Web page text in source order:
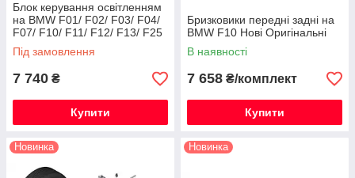
Блок керування освітленням
на BMW F01/ F02/ F03/ F04/
F07/ F10/ F11/ F12/ F13/ F25
Під замовлення
7 740 ₴
Купити
Бризковики передні задні на
BMW F10 Нові Оригінальні
В наявності
7 658 ₴/комплект
Купити
Новинка Новинка